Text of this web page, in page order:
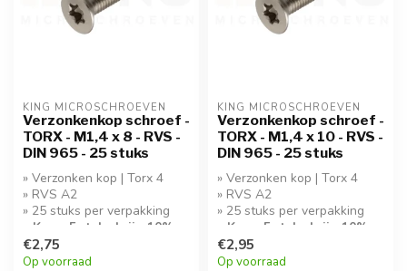
KING MICROSCHROEVEN
Verzonkenkop schroef -
TORX - M1,4 x 8 - RVS -
DIN 965 - 25 stuks
» Verzonken kop | Torx 4
» RVS A2
» 25 stuks per verpakking
» Koop 5 stuks krijg 10%
korting!
€2,75
Op voorraad
KING MICROSCHROEVEN
Verzonkenkop schroef -
TORX - M1,4 x 10 - RVS -
DIN 965 - 25 stuks
» Verzonken kop | Torx 4
» RVS A2
» 25 stuks per verpakking
» Koop 5 stuks krijg 10%
korting!
€2,95
Op voorraad